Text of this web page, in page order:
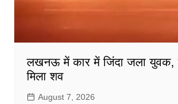
लखनऊ में कार में जिंदा जला युवक,
मिला शव
August 7, 2026